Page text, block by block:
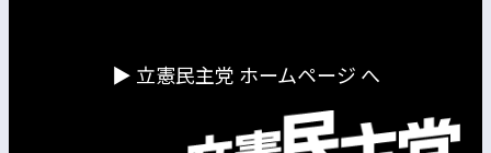
▶︎ 立憲民主党 ホームページ へ